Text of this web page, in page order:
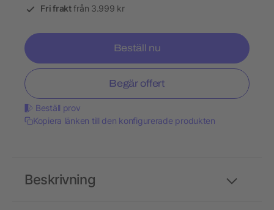
Fri fraktfrån 3.999 kr
Beställ nu
Begär offert
Beställ prov
Kopiera länken till den konfigurerade produkten
Beskrivning